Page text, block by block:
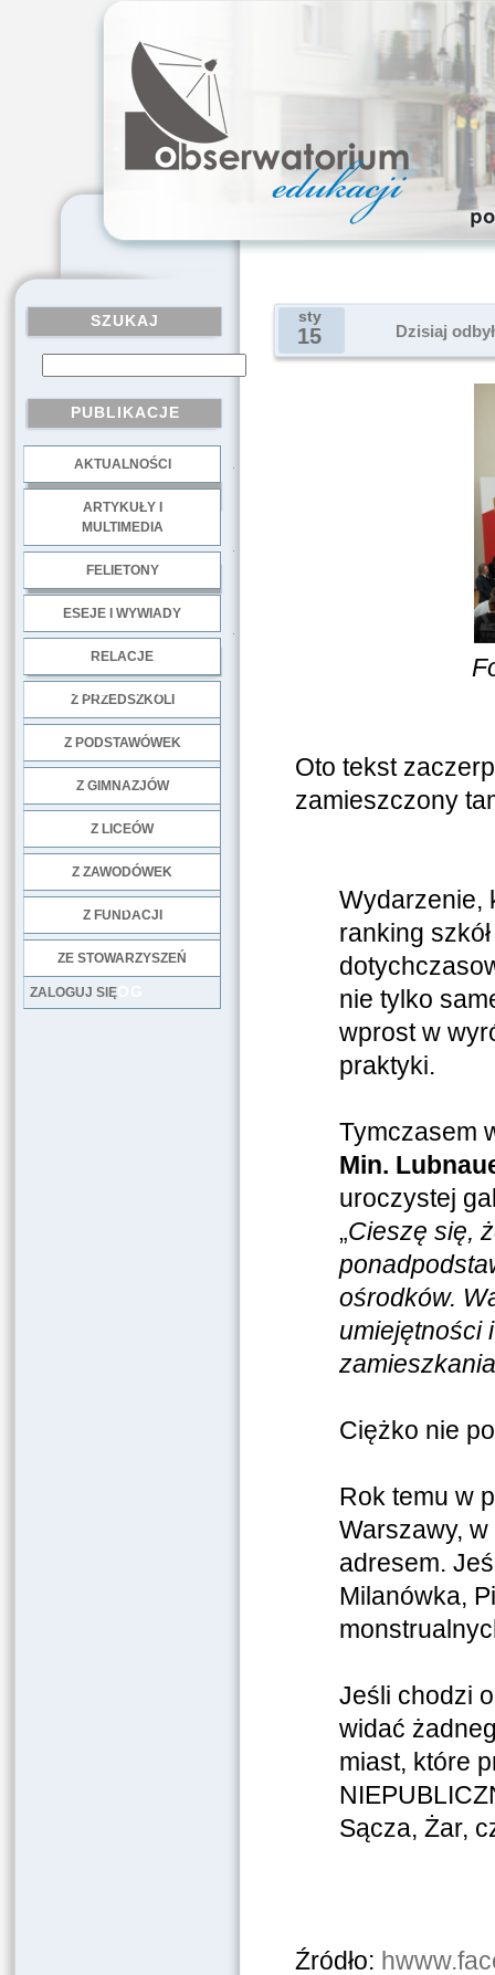
SZUKAJ
PUBLIKACJE
AKTUALNOŚCI
ARTYKUŁY I
MULTIMEDIA
FELIETONY
ESEJE I WYWIADY
RELACJE
Z PRZEDSZKOLI
Z PODSTAWÓWEK
Z GIMNAZJÓW
Z LICEÓW
Z ZAWODÓWEK
Z FUNDACJI
ZE STOWARZYSZEŃ
LOG
ZALOGUJ SIĘ
sty
15 Dzisiaj
Oto tekst
zamieszczony
Wydarzenie,
ranking
nie tylko
wprost w
praktyki.
Tymczasem
Min.
uroczystej
„Cieszę się,
ośrodków.
umiejętności
Ciężko nie
Rok temu w
Warszawy,
adresem.
Milanówka,
Jeśli chodzi
widać
miast, które
Sącza, Żar,
Źródło: